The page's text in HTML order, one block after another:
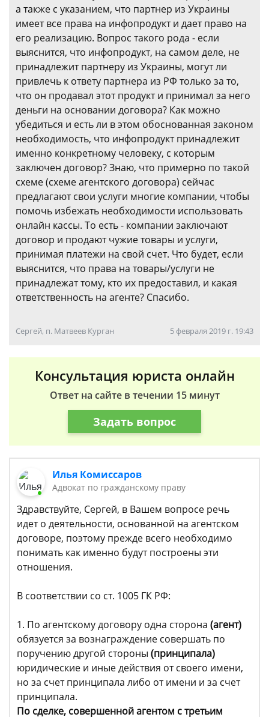
а также с указанием, что партнер из Украины
имеет все права на инфопродукт и дает право на
его реализацию. Вопрос такого рода - если
выяснится, что инфопродукт, на самом деле, не
принадлежит партнеру из Украины, могут ли
привлечь к ответу партнера из РФ только за то,
что он продавал этот продукт и принимал за него
деньги на основании договора? Как можно
убедиться и есть ли в этом обоснованная законом
необходимость, что инфопродукт принадлежит
именно конкретному человеку, с которым
заключен договор? Знаю, что примерно по такой
схеме (схеме агентского договора) сейчас
предлагают свои услуги многие компании, чтобы
помочь избежать необходимости использовать
онлайн кассы. То есть - компании заключают
договор и продают чужие товары и услуги,
принимая платежи на свой счет. Что будет, если
выяснится, что права на товары/услуги не
принадлежат тому, кто их предоставил, и какая
ответственность на агенте? Спасибо.
Сергей, п. Матвеев Курган 5 февраля 2019 г. 19:43
Консультация юриста онлайн
Ответ на сайте в течении 15 минут
Задать вопрос
Илья Комиссаров
Адвокат по гражданскому праву
Здравствуйте, Сергей, в Вашем вопросе речь
идет о деятельности, основанной на агентском
договоре, поэтому прежде всего необходимо
понимать как именно будут построены эти
отношения.
В соответствии со ст. 1005 ГК РФ:
1. По агентскому договору одна сторона (агент)
обязуется за вознаграждение совершать по
поручению другой стороны (принципала)
юридические и иные действия от своего имени,
но за счет принципала либо от имени и за счет
принципала.
По сделке, совершенной агентом с третьим